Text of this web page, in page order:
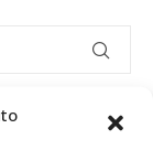
EUROPEU